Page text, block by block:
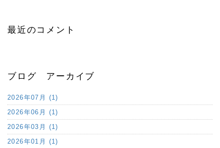
最近のコメント
ブログ アーカイブ
2026年07月 (1)
2026年06月 (1)
2026年03月 (1)
2026年01月 (1)